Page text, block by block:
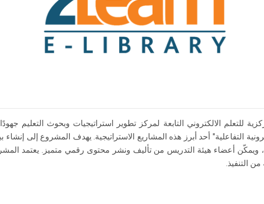
الالكتروني التابعة لمركز تطوير استراتيجيات وبحوث التعليم جهودًا
التفاعلية" أحد أبرز هذه المشاريع الاستراتيجية. يهدف المشروع إلى إنشاء
ويمكّن أعضاء هيئة التدريس من تأليف ونشر محتوى رقمي متميز. يعتمد
التنفيذ.